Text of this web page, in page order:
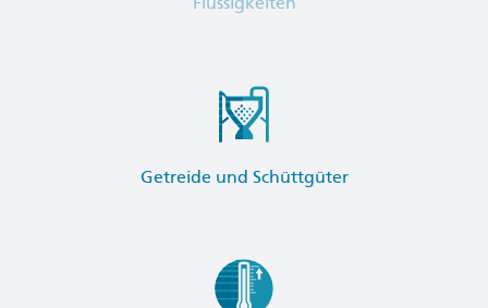
Getreide und Schüttgüter